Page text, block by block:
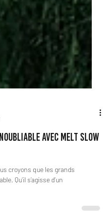
avec Melt Slow
croyons que les grands
Qu’il s’agisse d’un